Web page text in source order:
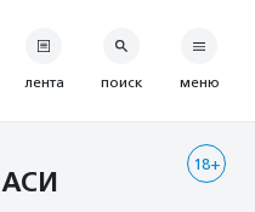
лента поиск меню
18+
АСИ